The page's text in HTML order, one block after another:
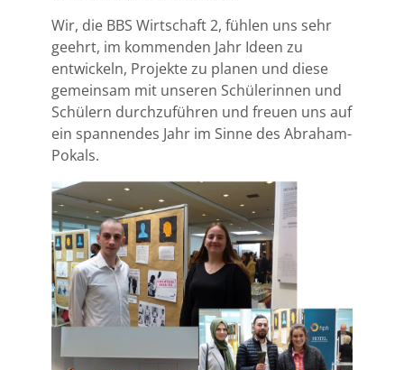
Wir, die BBS Wirtschaft 2, fühlen uns sehr
geehrt, im kommenden Jahr Ideen zu
entwickeln, Projekte zu planen und diese
gemeinsam mit unseren Schülerinnen und
Schülern durchzuführen und freuen uns auf
ein spannendes Jahr im Sinne des Abraham-
Pokals.